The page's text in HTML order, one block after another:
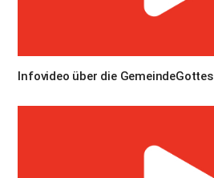
Infovideo über die GemeindeGottes